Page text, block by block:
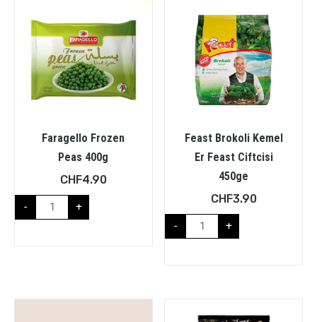
Faragello Frozen
Peas 400g
CHF4.90
- +
Feast Brokoli Kemel
Er Feast Ciftcisi
450ge
CHF3.90
- +